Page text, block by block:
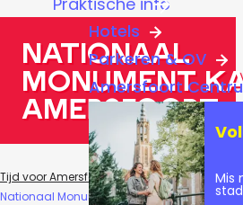
a
Hotels
Parkeren & OV
Amersfoort
Mis
stad
Nationaal
Monument
Amersfoort
Tijd voor Amersfoort Blogs
Inspiratie &
Nationaal Monument Kamp Amersfoort